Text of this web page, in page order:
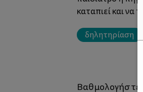
Βαθμολογήστε
καταπιεί και να
δηλητηρίαση